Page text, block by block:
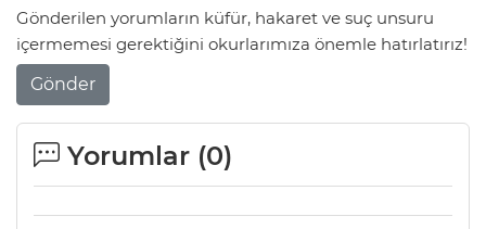
Gönderilen yorumların küfür, hakaret ve suç unsuru
içermemesi gerektiğini okurlarımıza önemle hatırlatırız!
Gönder
Yorumlar (0)